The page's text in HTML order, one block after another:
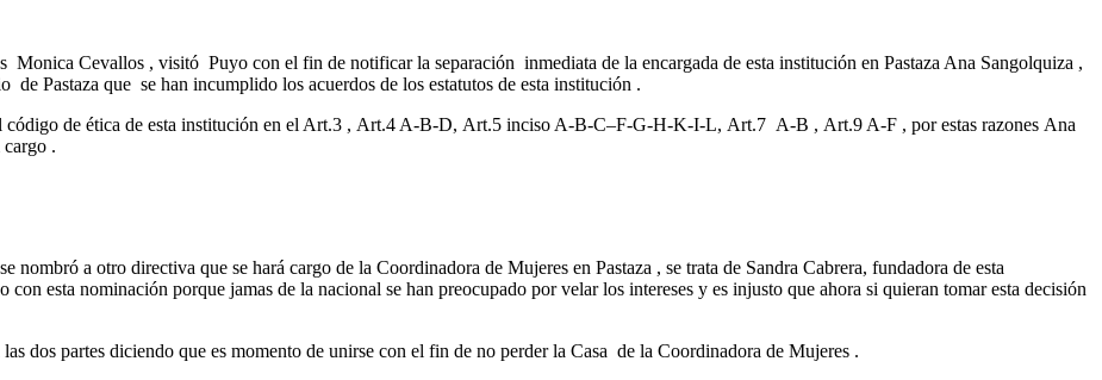
Cevallos , visitó Puyo con el fin de notificar la separación inmediata de la encargada de esta institución en Pastaza Ana Sangolquiza ,
Pastaza que se han incumplido los acuerdos de los estatutos de esta institución .
código de ética de esta institución en el Art.3 , Art.4 A-B-D, Art.5 inciso A-B-C–F-G-H-K-I-L, Art.7 A-B , Art.9 A-F , por estas razones Ana
.
a otro directiva que se hará cargo de la Coordinadora de Mujeres en Pastaza , se trata de Sandra Cabrera, fundadora de esta
esta nominación porque jamas de la nacional se han preocupado por velar los intereses y es injusto que ahora si quieran tomar esta decisión
dos partes diciendo que es momento de unirse con el fin de no perder la Casa de la Coordinadora de Mujeres .